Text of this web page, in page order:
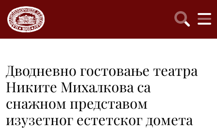
Дводневно гостовање театра
Никите Михалкова са
снажном представом
изузетног естетског домета